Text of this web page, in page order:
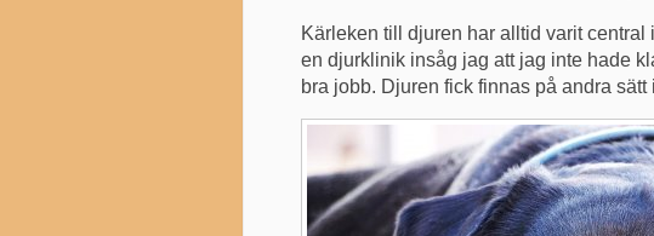
Kärleken till djuren har alltid varit
en djurklinik insåg jag att jag inte hade
bra jobb. Djuren fick finnas på andra sätt